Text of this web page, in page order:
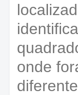
onde